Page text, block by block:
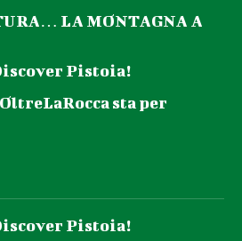
LA MONTAGNA A
Pistoia!
sta per
Pistoia!